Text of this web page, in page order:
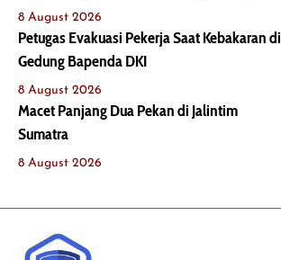
8 August 2026
Petugas Evakuasi Pekerja Saat Kebakaran di
Gedung Bapenda DKI
8 August 2026
Macet Panjang Dua Pekan di Jalintim
Sumatra
8 August 2026